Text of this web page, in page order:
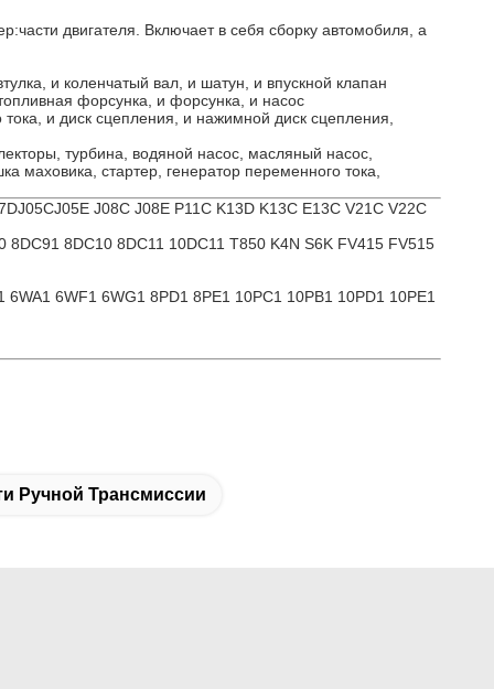
части двигателя . Включает в себя сборку автомобиля, а
и коленчатый вал, и шатун, и впускной клапан
форсунка, и форсунка, и насос
, и диск сцепления, и нажимной диск сцепления,
турбина, водяной насос, масляный насос,
маховика, стартер, генератор переменного тока,
J05CJ05E J08C J08E P11C K13D K13C E13C V21C V22C
8DC10 8DC11 10DC11 T850 K4N S6K FV415 FV515
6WF1 6WG1 8PD1 8PE1 10PC1 10PB1 10PD1 10PE1
Ручной Трансмиссии